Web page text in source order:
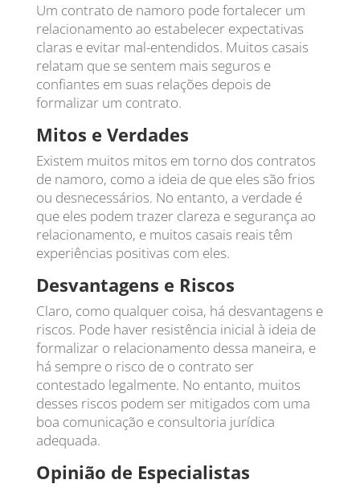
Um contrato de namoro pode fortalecer um
relacionamento ao estabelecer expectativas
claras e evitar mal-entendidos. Muitos casais
relatam que se sentem mais seguros e
confiantes em suas relações depois de
formalizar um contrato.
Mitos e Verdades
Existem muitos mitos em torno dos contratos
de namoro, como a ideia de que eles são frios
ou desnecessários. No entanto, a verdade é
que eles podem trazer clareza e segurança ao
relacionamento, e muitos casais reais têm
experiências positivas com eles.
Desvantagens e Riscos
Claro, como qualquer coisa, há desvantagens e
riscos. Pode haver resistência inicial à ideia de
formalizar o relacionamento dessa maneira, e
há sempre o risco de o contrato ser
contestado legalmente. No entanto, muitos
desses riscos podem ser mitigados com uma
boa comunicação e consultoria jurídica
adequada.
Opinião de Especialistas